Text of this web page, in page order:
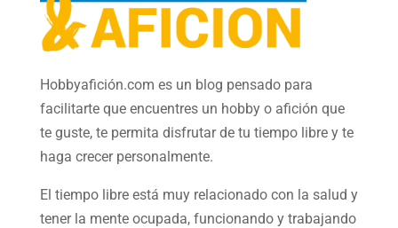
Hobbyafición.com es un blog pensado para
facilitarte que encuentres un hobby o afición que
te guste, te permita disfrutar de tu tiempo libre y te
haga crecer personalmente.
El tiempo libre está muy relacionado con la salud y
tener la mente ocupada, funcionando y trabajando